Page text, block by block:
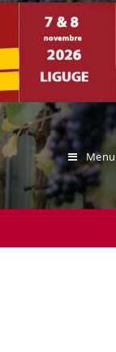
Menu